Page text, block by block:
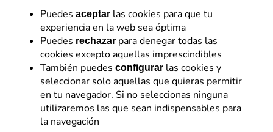
Puedes aceptar las cookies para que tu
experiencia en la web sea óptima
Puedes rechazar para denegar todas las
cookies excepto aquellas imprescindibles
También puedes configurar las cookies y
seleccionar solo aquellas que quieras permitir
en tu navegador. Si no seleccionas ninguna
utilizaremos las que sean indispensables para
la navegación
Esta página web usa cookies. Una cookie es un fichero
que se descarga en el ordenador del usuario al
acceder a determinadas páginas web y que